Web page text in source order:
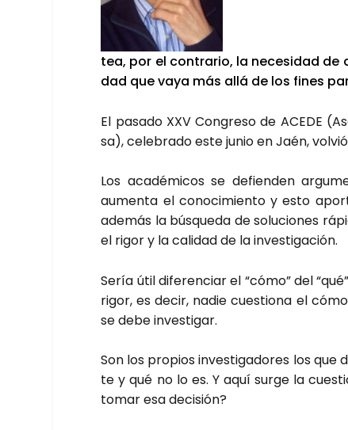
tea, por el con­tra­rio, la nece­si­dad
dad que vaya más allá de los fines
El pasa­do XXV Con­gre­so de ACE­DE
sa), cele­bra­do este junio en Jaén,
Los aca­dé­mi­cos se defien­den
aumen­ta el cono­ci­mien­to y esto
ade­más la bús­que­da de solu­cio­nes
el rigor y la cali­dad de la inves­ti­ga­ción.
Sería útil dife­ren­ciar el “cómo” del
rigor, es decir, nadie cues­tio­na el
se debe inves­ti­gar.
Son los pro­pios inves­ti­ga­do­res los
te y qué no lo es. Y aquí sur­ge la
tomar esa deci­sión?